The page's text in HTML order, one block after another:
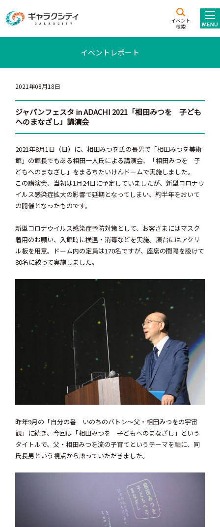
イベント
検索
施設案内
文化ホール
施設貸出･団体利用
こどもみーてぃんぐ
Gがくえん
ブランドからの お知らせ
いっしょに創る
イベントレポート
2021年08月18日
ジャパンフェスタ in ADACHI 2021「相田みつを 子ども
へのまなざし」講演会
2021年8月1日（日）に、相田みつを氏の長男で「相田みつを美術
館」の館長でもある相田一人氏による講演会、「相田みつを 子
どもへのまなざし」をまるちたいけんドームで実施しました。
この講演会、当初は1月24日に予定していましたが、新型コロナウ
イルス感染症拡大の影響で延期となってしまい、約半年をおいて
の開催となったものです。
新型コロナウイルス感染症予防対策として、お客さまにはマスク
着用のお願い、入館時に検温・消毒などを実施。演台にはアクリ
ル板を用意。ドーム内の定員は170名ですが、座席の間隔を設けて
80名に絞って実施しました。
昨年9月の「自分の番 いのちのバトン～父・相田みつをの宇宙
観」に続き、今回は「相田みつを 子どもへのまなざし」という
タイトルで、父・相田みつを流の子育てというテーマを軸に、同
氏長男という視点から語っていただきました。